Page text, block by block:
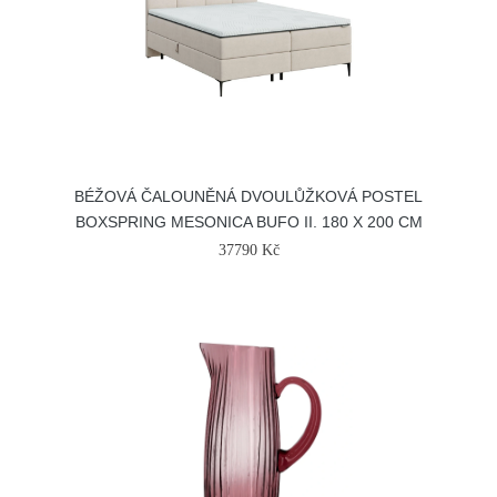
BÉŽOVÁ ČALOUNĚNÁ DVOULŮŽKOVÁ POSTEL
BOXSPRING MESONICA BUFO II. 180 X 200 CM
37790 Kč